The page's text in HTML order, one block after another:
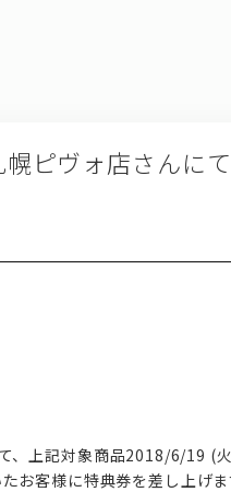
ピヴォ店さんに
、上記対象商品2018/6/19 (
客様に特典券を差し上げま